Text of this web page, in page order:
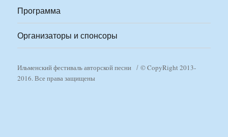
Программа
Организаторы и спонсоры
Ильменский фестиваль авторской песни
© CopyRight 2013-
2016. Все права защищены